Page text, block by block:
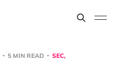
5 MIN READ SEC,